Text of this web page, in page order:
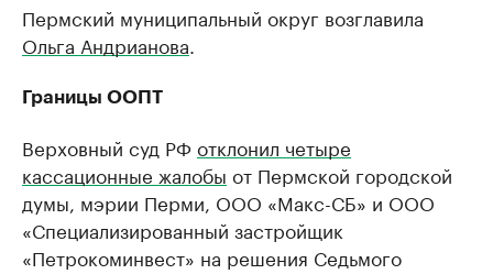
Пермский муниципальный округ возглавила
Ольга Андрианова
Границы ООПТ
Верховный суд РФ отклонил четыре
кассационные жалобы от Пермской городской
думы, мэрии Перми, ООО «Макс-СБ» и ООО
«Специализированный застройщик
«Петрокоминвест» на решения Седьмого